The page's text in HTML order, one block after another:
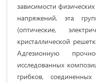
зависимости
напряжений, эта
(оптические,
кристаллической
Адгезионную
исследованных
грибков,